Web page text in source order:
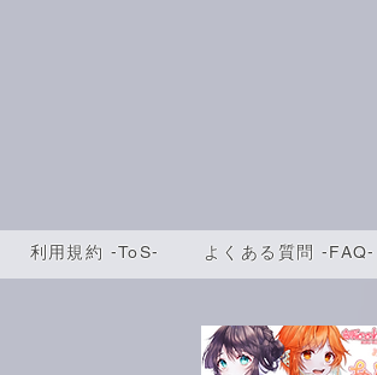
利用規約 -ToS- よくある質問 -FAQ-